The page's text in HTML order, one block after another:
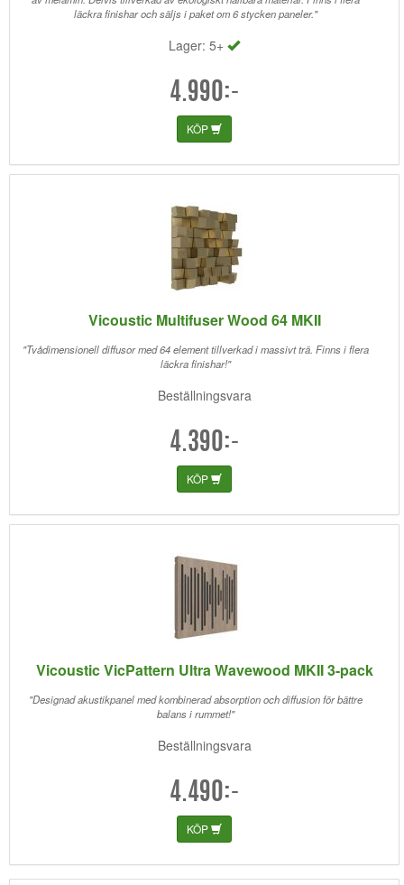
läckra finishar och säljs i paket om 6 stycken paneler."
Lager: 5+
4.990:-
KÖP
Vicoustic Multifuser Wood 64 MKII
"Tvådimensionell diffusor med 64 element tillverkad i massivt trä. Finns i flera
läckra finishar!"
Beställningsvara
4.390:-
KÖP
Vicoustic VicPattern Ultra Wavewood MKII 3-pack
"Designad akustikpanel med kombinerad absorption och diffusion för bättre
balans i rummet!"
Beställningsvara
4.490:-
KÖP